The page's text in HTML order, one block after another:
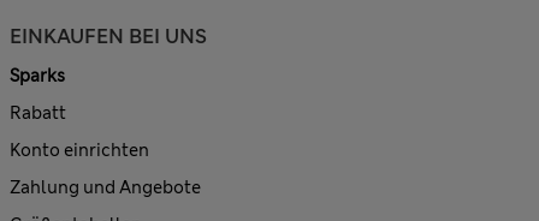
EINKAUFEN BEI UNS
Sparks
Rabatt
Konto einrichten
Zahlung und Angebote